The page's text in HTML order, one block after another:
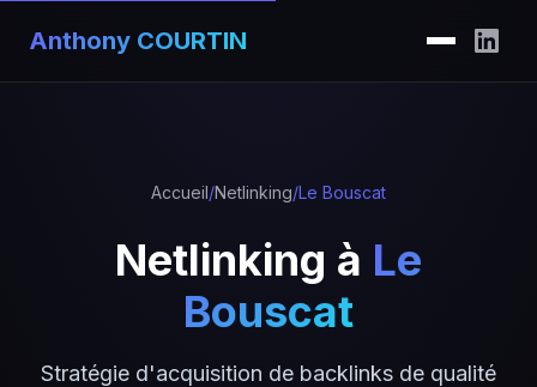
Anthony COURTIN
Accueil/Netlinking/Le Bouscat
Netlinking à Le
Bouscat
Stratégie d'acquisition de backlinks de qualité